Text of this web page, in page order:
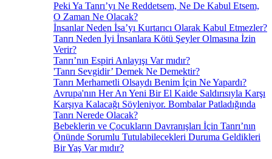
Peki Ya Tanrı’yı Ne Reddetsem, Ne De Kabul Etsem,
O Zaman Ne Olacak?
İnsanlar Neden İsa’yı Kurtarıcı Olarak Kabul Etmezler?
Tanrı Neden İyi İnsanlara Kötü Şeyler Olmasına İzin
Verir?
Tanrı’nın Espiri Anlayışı Var mıdır?
'Tanrı Sevgidir’ Demek Ne Demektir?
Tanrı Merhametli Olsaydı Benim İçin Ne Yapardı?
Avrupa'nın Her An Yeni Bir El Kaide Saldırısıyla Karşı
Karşıya Kalacağı Söyleniyor. Bombalar Patladığında
Tanrı Nerede Olacak?
Bebeklerin ve Çocukların Davranışları İçin Tanrı’nın
Önünde Sorumlu Tutulabilecekleri Duruma Geldikleri
Bir Yaş Var mıdır?